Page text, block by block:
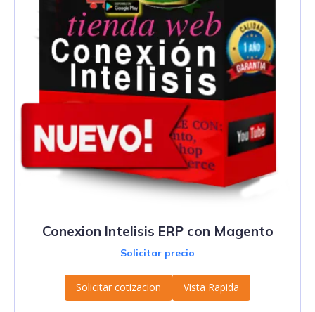
Conexion Intelisis ERP con Magento
Solicitar precio
Solicitar cotizacion Vista Rapida